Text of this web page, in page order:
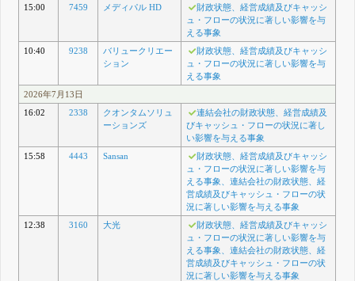
15:00
7459 メディパル HD
財政状態、経営成績及びキャッシ
ュ・フローの状況に著しい影響を与
える事象
10:40
9238
バリュークリエー
ション
財政状態、経営成績及びキャッシ
ュ・フローの状況に著しい影響を与
える事象
2026年7月13日
16:02
2338
クオンタムソリュ
ーションズ
連結会社の財政状態、経営成績及
びキャッシュ・フローの状況に著し
い影響を与える事象
15:58
4443 Sansan
財政状態、経営成績及びキャッシ
ュ・フローの状況に著しい影響を与
える事象、連結会社の財政状態、経
営成績及びキャッシュ・フローの状
況に著しい影響を与える事象
12:38
3160 大光
財政状態、経営成績及びキャッシ
ュ・フローの状況に著しい影響を与
える事象、連結会社の財政状態、経
営成績及びキャッシュ・フローの状
況に著しい影響を与える事象